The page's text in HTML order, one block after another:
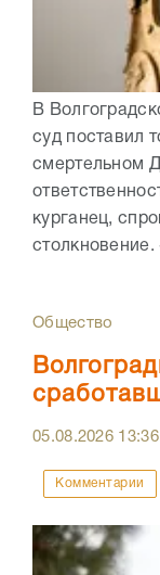
В
суд поставил
смертельном
курганец,
столкновение.
Общество
05.08.2026 13:36
Комментарии